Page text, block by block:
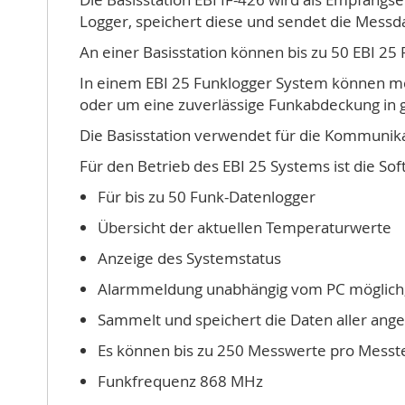
Logger, speichert diese und sendet die
An einer Basisstation können bis zu 50 EBI
In einem EBI 25 Funklogger System können
oder um eine zuverlässige Funkabdeckung
Die Basisstation verwendet für die
Für den Betrieb des EBI 25 Systems ist die
Für bis zu 50 Funk-Datenlogger
Übersicht der aktuellen Temperaturwerte
Anzeige des Systemstatus
Alarmmeldung unabhängig vom PC
Sammelt und speichert die Daten aller
Es können bis zu 250 Messwerte pro
Funkfrequenz 868 MHz